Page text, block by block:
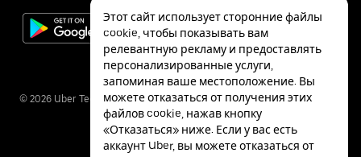
© 2026 Uber Technologies Inc.
Этот сайт использует сторонние файлы
cookie, чтобы показывать вам
релевантную рекламу и предоставлять
персонализированные услуги,
запоминая ваше местоположение. Вы
можете отказаться от получения этих
файлов cookie, нажав кнопку
«Отказаться» ниже. Если у вас есть
аккаунт Uber, вы можете отказаться от